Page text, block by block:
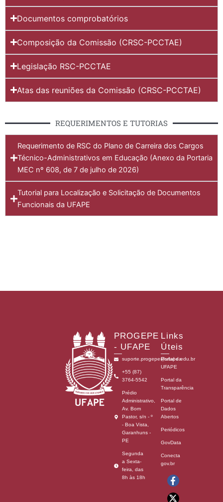
Documentos comprobatórios
Composição da Comissão (CRSC-PCCTAE)
Legislação RSC-PCCTAE
Atas das reuniões da Comissão (CRSC-PCCTAE)
REQUERIMENTOS E TUTORIAS
Requerimento de RSC do Plano de Carreira dos Cargos
Técnico-Administrativos em Educação (Anexo da Portaria
MEC nº 608, de 7 de julho de 2026)
Tutorial para Localização e Solicitação de Documentos
Funcionais da UFAPE
PROGEPE
- UFAPE
suporte.progepe@ufape.edu.br
+55 (87)
3764-5542
Prédio
Administrativo,
Av. Bom
Pastor, s/n - º
- Boa Vista,
Garanhuns -
PE
Segunda
a Sexta-
feira, das
8h às 18h
Links
Úteis
Portal da
UFAPE
Portal da
Transparência
Portal de
Dados
Abertos
Periódicos
GovData
Conecta
gov.br
F
a
c
X
-
t
Y
o
u
I
n
s